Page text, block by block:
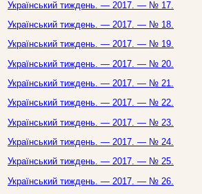
Український тиждень. — 2017. — № 17.
Український тиждень. — 2017. — № 18.
Український тиждень. — 2017. — № 19.
Український тиждень. — 2017. — № 20.
Український тиждень. — 2017. — № 21.
Український тиждень. — 2017. — № 22.
Український тиждень. — 2017. — № 23.
Український тиждень. — 2017. — № 24.
Український тиждень. — 2017. — № 25.
Український тиждень. — 2017. — № 26.